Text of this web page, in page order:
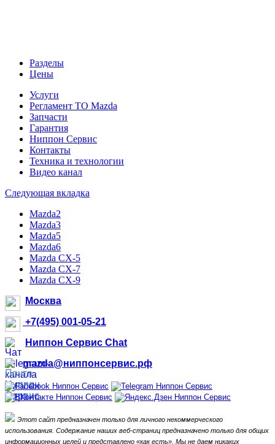
Разделы
Цены
Услуги
Регламент ТО Mazda
Запчасти
Гарантия
Ниппон Сервис
Контакты
Техника и технологии
Видео канал
Следующая вкладка
Mazda2
Mazda3
Mazda5
Mazda6
Mazda CX-5
Mazda CX-7
Mazda CX-9
Москва
+7(495) 001-05-21
Ниппон Сервис Chat
mazda@ниппонсервис.рф
Этот сайт предназначен только для личного некоммерческого
использования. Содержание наших веб-страниц предназначено только для общих
информационных целей и представлено «как есть». Мы не даем никаких